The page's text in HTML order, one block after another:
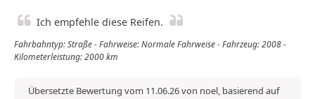
Ich empfehle diese Reifen.
Fahrbahntyp: Straße - Fahrweise: Normale Fahrweise - Fahrzeug: 2008 -
Kilometerleistung: 2000 km
Übersetzte Bewertung vom 11.06.26 von noel, basierend auf